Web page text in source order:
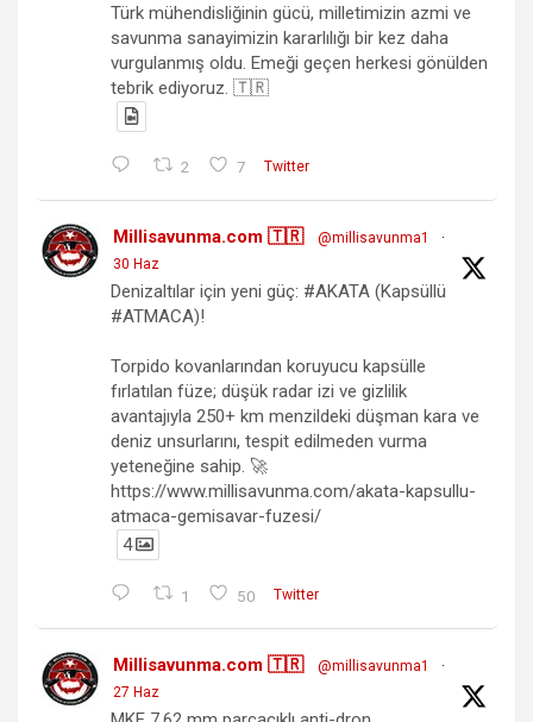
Türk mühendisliğinin gücü, milletimizin azmi ve
savunma sanayimizin kararlılığı bir kez daha
vurgulanmış oldu. Emeği geçen herkesi gönülden
tebrik ediyoruz. 🇹🇷
2 7 Twitter
Millisavunma.com 🇹🇷 @millisavunma1
·
30 Haz
Denizaltılar için yeni güç: #AKATA (Kapsüllü
#ATMACA)!
Torpido kovanlarından koruyucu kapsülle
fırlatılan füze; düşük radar izi ve gizlilik
avantajıyla 250+ km menzildeki düşman kara ve
deniz unsurlarını, tespit edilmeden vurma
yeteneğine sahip. 🚀
https://www.millisavunma.com/akata-kapsullu-
atmaca-gemisavar-fuzesi/
4
1 50 Twitter
Millisavunma.com 🇹🇷 @millisavunma1
·
27 Haz